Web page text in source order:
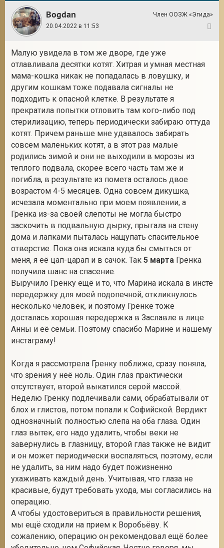
Bogdan
Член ООЗЖ «Эгида»
20.04.2022 в 11:53
Малую увидела в том же дворе, где уже
отлавливала десятки котят. Хитрая и умная местная
мама-кошка никак не попадалась в ловушку, и
другим кошкам тоже подавала сигналы не
подходить к опасной клетке. В результате я
прекратила попытки отловить там кого-либо под
стерилизацию, теперь периодически забираю оттуда
котят. Причем раньше мне удавалось забирать
совсем маленьких котят, а в этот раз малые
родились зимой и они не выходили в морозы из
теплого подвала, скорее всего часть там же и
погибла, в результате из помета осталось двое
возрастом 4-5 месяцев. Одна совсем дикушка,
исчезала моментально при моем появлении, а
Гренка из-за своей слепоты не могла быстро
заскочить в подвальную дырку, прыгала на стену
дома и лапками пыталась нащупать спасительное
отверстие. Пока она искала куда бы смыться от
меня, я её цап-царап и в сачок. Так 5 марта Гренка
получила шанс на спасение.
Выручило Гренку ещё и то, что Марина искала в инсте
передержку для моей подопечной, откликнулось
несколько человек, и поэтому Гренке тоже
досталась хорошая передержка в Заславле в лице
Анны и её семьи. Поэтому спасибо Марине и нашему
инстаграму!
Когда я рассмотрела Гренку поближе, сразу поняла,
что зрения у неё ноль. Один глаз практически
отсутствует, второй выкатился серой массой.
Неделю Гренку подлечивали сами, обрабатывали от
блох и глистов, потом попали к Софийской. Вердикт
однозначный: полностью слепа на оба глаза. Один
глаз вытек, его надо удалить, чтобы веки не
завернулись в глазницу, второй глаз также не видит
и он может периодически воспаляться, поэтому, если
не удалить, за ним надо будет пожизненно
ухаживать каждый день. Учитывая, что глаза не
красивые, будут требовать ухода, мы согласились на
операцию.
А чтобы удостовериться в правильности решения,
мы ещё сходили на прием к Воробьёву. К
сожалению, операцию он рекомендовал ещё более